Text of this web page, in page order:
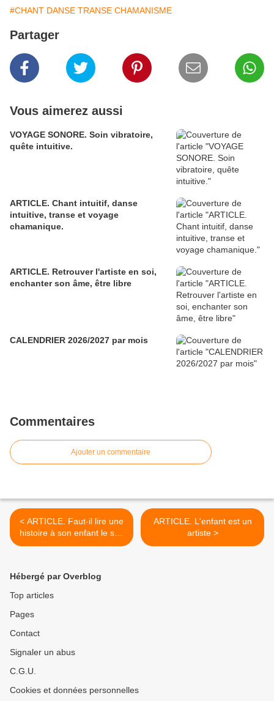
#CHANT DANSE TRANSE CHAMANISME
Partager
Vous aimerez aussi
VOYAGE SONORE. Soin vibratoire,
quête intuitive.
ARTICLE. Chant intuitif, danse
intuitive, transe et voyage
chamanique.
ARTICLE. Retrouver l'artiste en soi,
enchanter son âme, être libre
CALENDRIER 2026/2027 par mois
Commentaires
Ajouter un commentaire
< ARTICLE. Faut-il lire une
histoire à son enfant le soir
?
ARTICLE. L'enfant est un
artiste >
Hébergé par Overblog
Top articles
Pages
Contact
Signaler un abus
C.G.U.
Cookies et données personnelles